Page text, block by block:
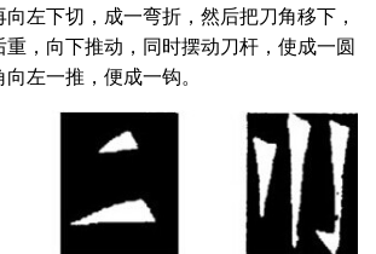
左下切，成一弯折，然后把刀角移下，
重，向下推动，同时摆动刀杆，使成一圆
左一推，便成一钩。